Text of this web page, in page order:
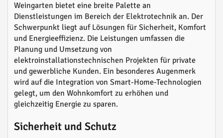
Weingarten bietet eine breite Palette an
Dienstleistungen im Bereich der Elektrotechnik an. Der
Schwerpunkt liegt auf Lösungen für Sicherheit, Komfort
und Energieeffizienz. Die Leistungen umfassen die
Planung und Umsetzung von
elektroinstallationstechnischen Projekten für private
und gewerbliche Kunden. Ein besonderes Augenmerk
wird auf die Integration von Smart-Home-Technologien
gelegt, um den Wohnkomfort zu erhöhen und
gleichzeitig Energie zu sparen.
Sicherheit und Schutz